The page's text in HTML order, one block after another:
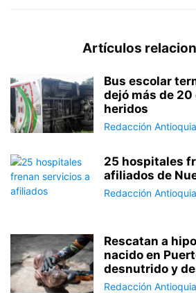
Artículos
Bus escolar
dejó más de
heridos
Redacción
25 hospitales
afiliados de
Redacción
Rescatan a
nacido en
desnutrido y
Redacción